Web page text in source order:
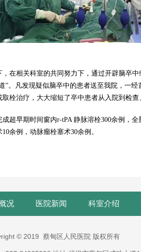
相关科室的共同努力下，通过开辟脑卒中
”。凡发现疑似脑卒中的患者送至我院，一
栓治疗，大大缩短了卒中患者从入院到检查
早期时间窗内r-tPA 静脉溶栓300余例，全
余例，动脉瘤栓塞术30余例。
况 医院新闻 科室介绍
© 2019 蔡甸区人民医院 版权所有